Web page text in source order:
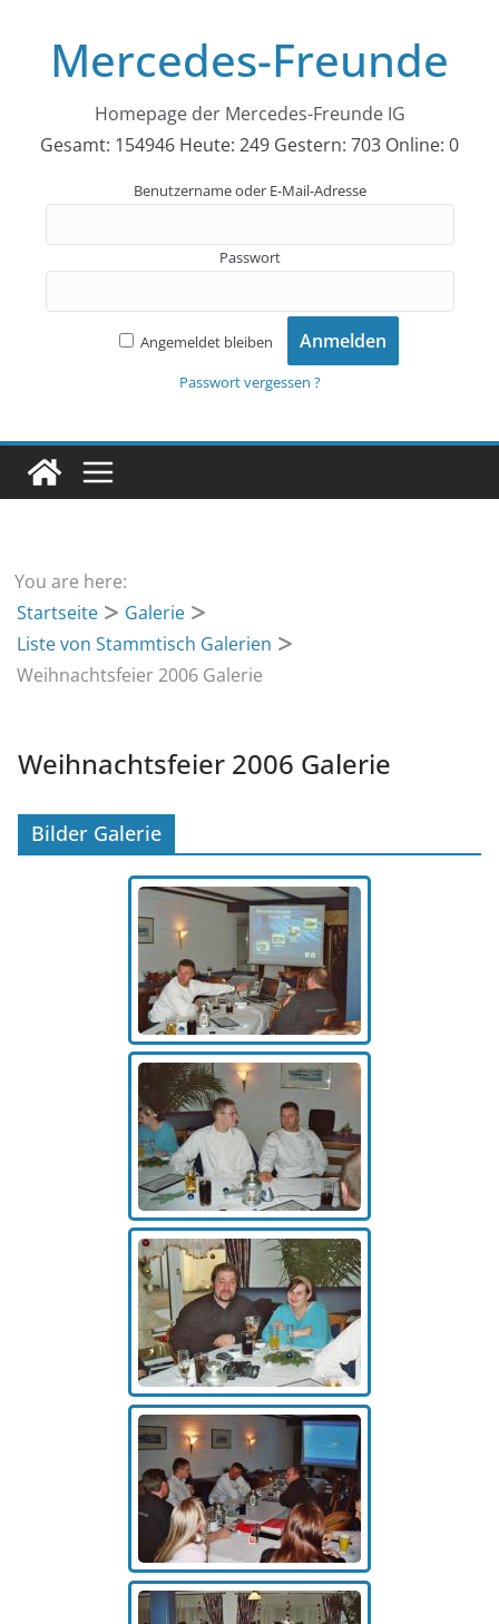
springenMercedes-Freunde
Homepage der Mercedes-Freunde IG
Gesamt: 154946 Heute: 249 Gestern: 703 Online: 0
Benutzername oder E-Mail-Adresse
Passwort
Angemeldet bleiben
Passwort vergessen ?
You are here:
Startseite
Galerie
Liste von Stammtisch Galerien
Weihnachtsfeier 2006 Galerie
Weihnachtsfeier 2006 Galerie
Bilder Galerie